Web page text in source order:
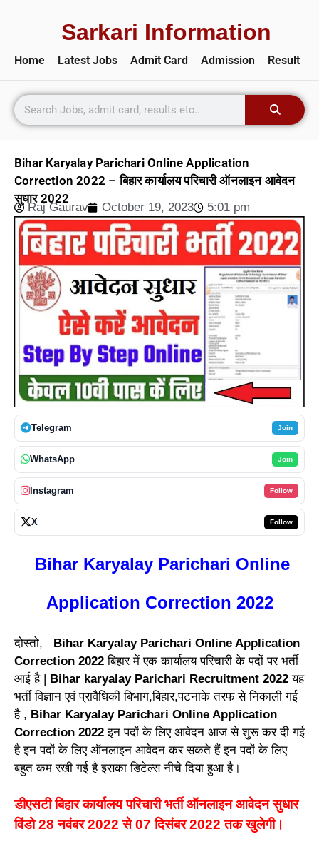
Sarkari Information
Home Latest Jobs Admit Card Admission Result
Bihar Karyalay Parichari Online Application
Correction 2022 – बिहार कार्यालय परिचारी ऑनलाइन आवेदन
सुधार 2022
Raj Gaurav October 19, 2023 5:01 pm
Telegram Join
WhatsApp Join
Instagram Follow
X Follow
Bihar Karyalay Parichari Online
Application Correction 2022
दोस्तो, Bihar Karyalay Parichari Online Application
Correction 2022 बिहार में एक कार्यालय परिचारी के पदों पर भर्ती
आई है | Bihar karyalay Parichari Recruitment 2022 यह
भर्ती विज्ञान एवं प्रावैधिकी बिभाग,बिहार,पटनाके तरफ से निकाली गई
है , Bihar Karyalay Parichari Online Application
Correction 2022 इन पदों के लिए आवेदन आज से शुरू कर दी गई
है इन पदों के लिए ऑनलाइन आवेदन कर सकते हैं इन पदों के लिए
बहुत कम रखी गई है इसका डिटेल्स नीचे दिया हुआ है।
डीएसटी बिहार कार्यालय परिचारी भर्ती ऑनलाइन आवेदन सुधार
विंडो 28 नवंबर 2022 से 07 दिसंबर 2022 तक खुलेगी।